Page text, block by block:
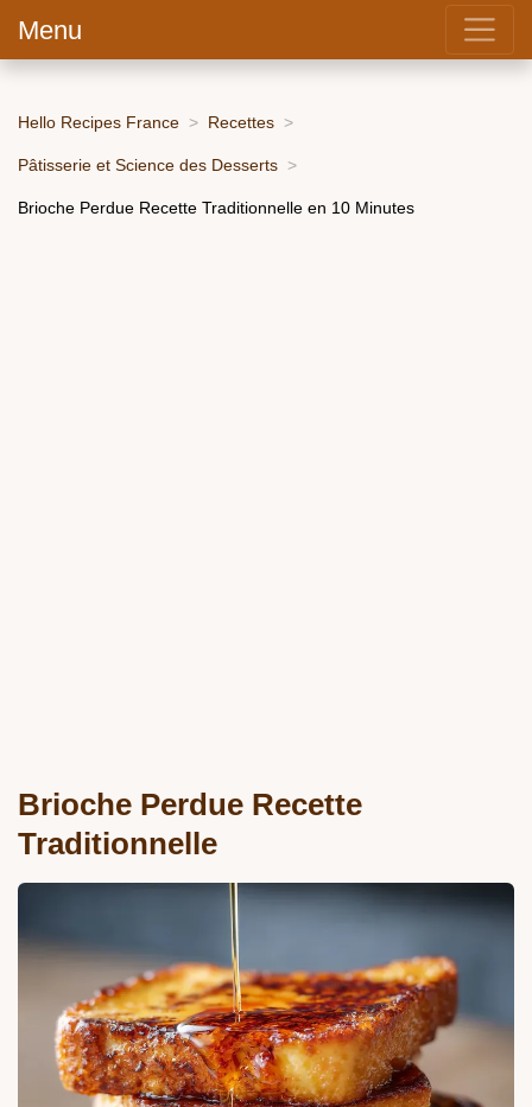
Menu
Hello Recipes France Recettes
Pâtisserie et Science des Desserts
Brioche Perdue Recette Traditionnelle en 10 Minutes
Brioche Perdue Recette
Traditionnelle